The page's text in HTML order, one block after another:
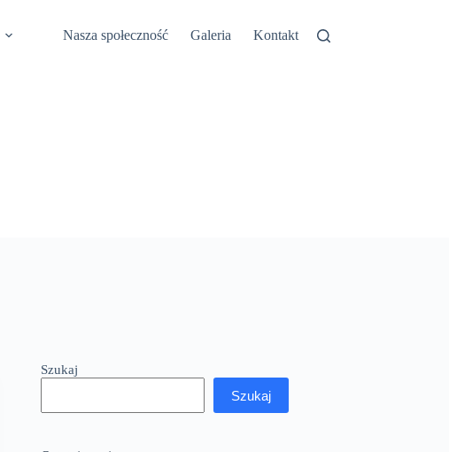
Nasza społeczność Galeria Kontakt
Szukaj
Szukaj